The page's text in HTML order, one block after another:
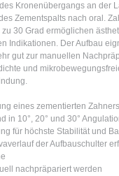
Kronenübergangs an der
Zementspalts nach oral.
30 Grad ermöglichen
Indikationen. Der Aufbau
gut zur manuellen
und
eines zementierten
in 10°, 20° und 30°
für höchste Stabilität und
der Aufbauschulter
nachpräpariert werden